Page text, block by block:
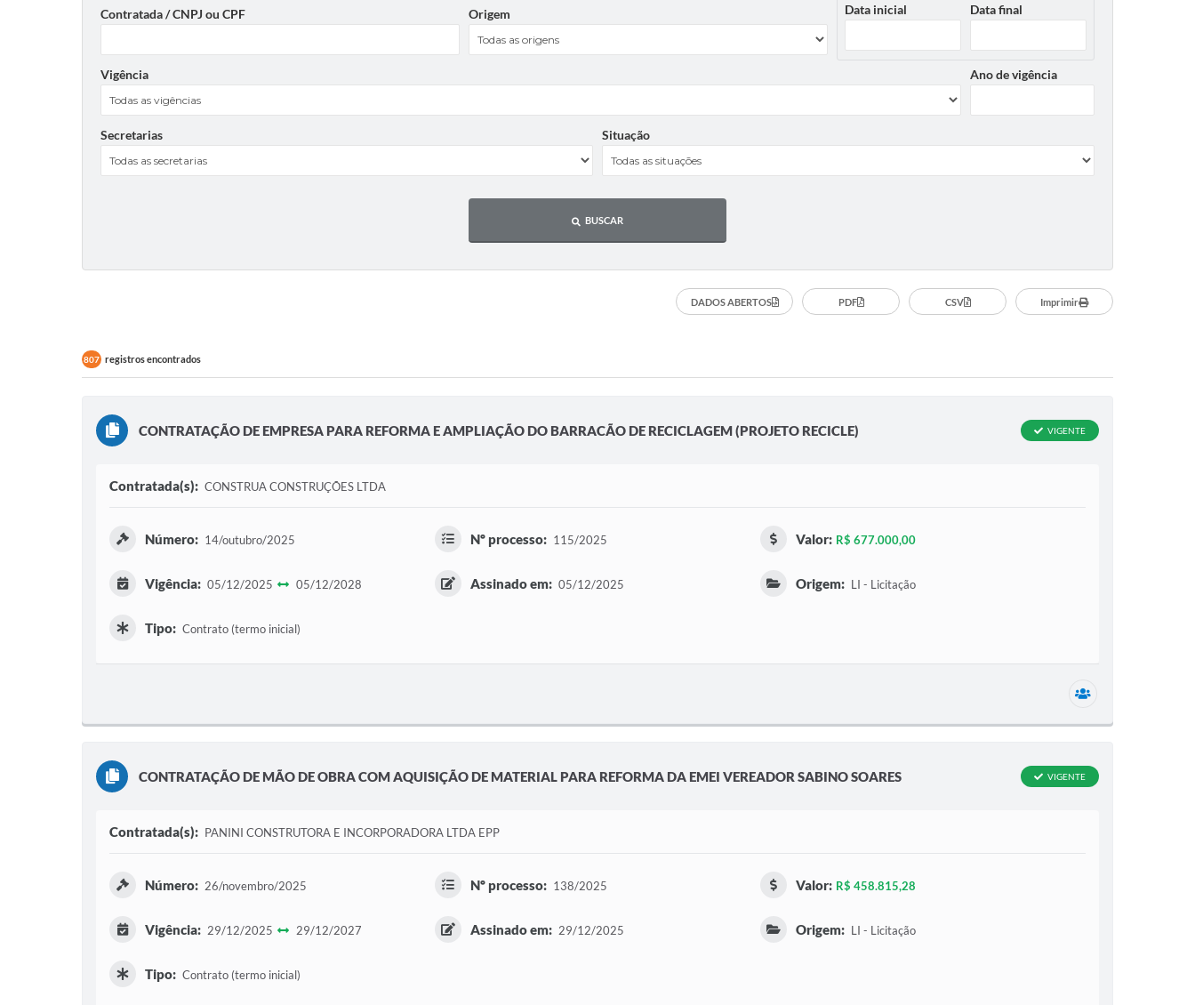
Contratada / CNPJ ou CPF Origem Data inicial Data final
Vigência Ano de vigência
Secretarias Situação
BUSCAR
DADOS ABERTOS PDF CSV Imprimir
807 registros encontrados
CONTRATAÇÃO DE EMPRESA PARA REFORMA E AMPLIAÇÃO DO BARRACÃO DE RECICLAGEM (PROJETO RECICLE) VIGENTE
Contratada(s): CONSTRUA CONSTRUÇÕES LTDA
Número: 14/outubro/2025 Nº processo: 115/2025 Valor: R$ 677.000,00
Vigência: 05/12/2025 05/12/2028 Assinado em: 05/12/2025 Origem: LI - Licitação
Tipo: Contrato (termo inicial)
CONTRATAÇÃO DE MÃO DE OBRA COM AQUISIÇÃO DE MATERIAL PARA REFORMA DA EMEI VEREADOR SABINO SOARES VIGENTE
Contratada(s): PANINI CONSTRUTORA E INCORPORADORA LTDA EPP
Número: 26/novembro/2025 Nº processo: 138/2025 Valor: R$ 458.815,28
Vigência: 29/12/2025 29/12/2027 Assinado em: 29/12/2025 Origem: LI - Licitação
Tipo: Contrato (termo inicial)